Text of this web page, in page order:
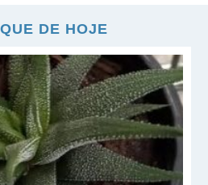
DE HOJE